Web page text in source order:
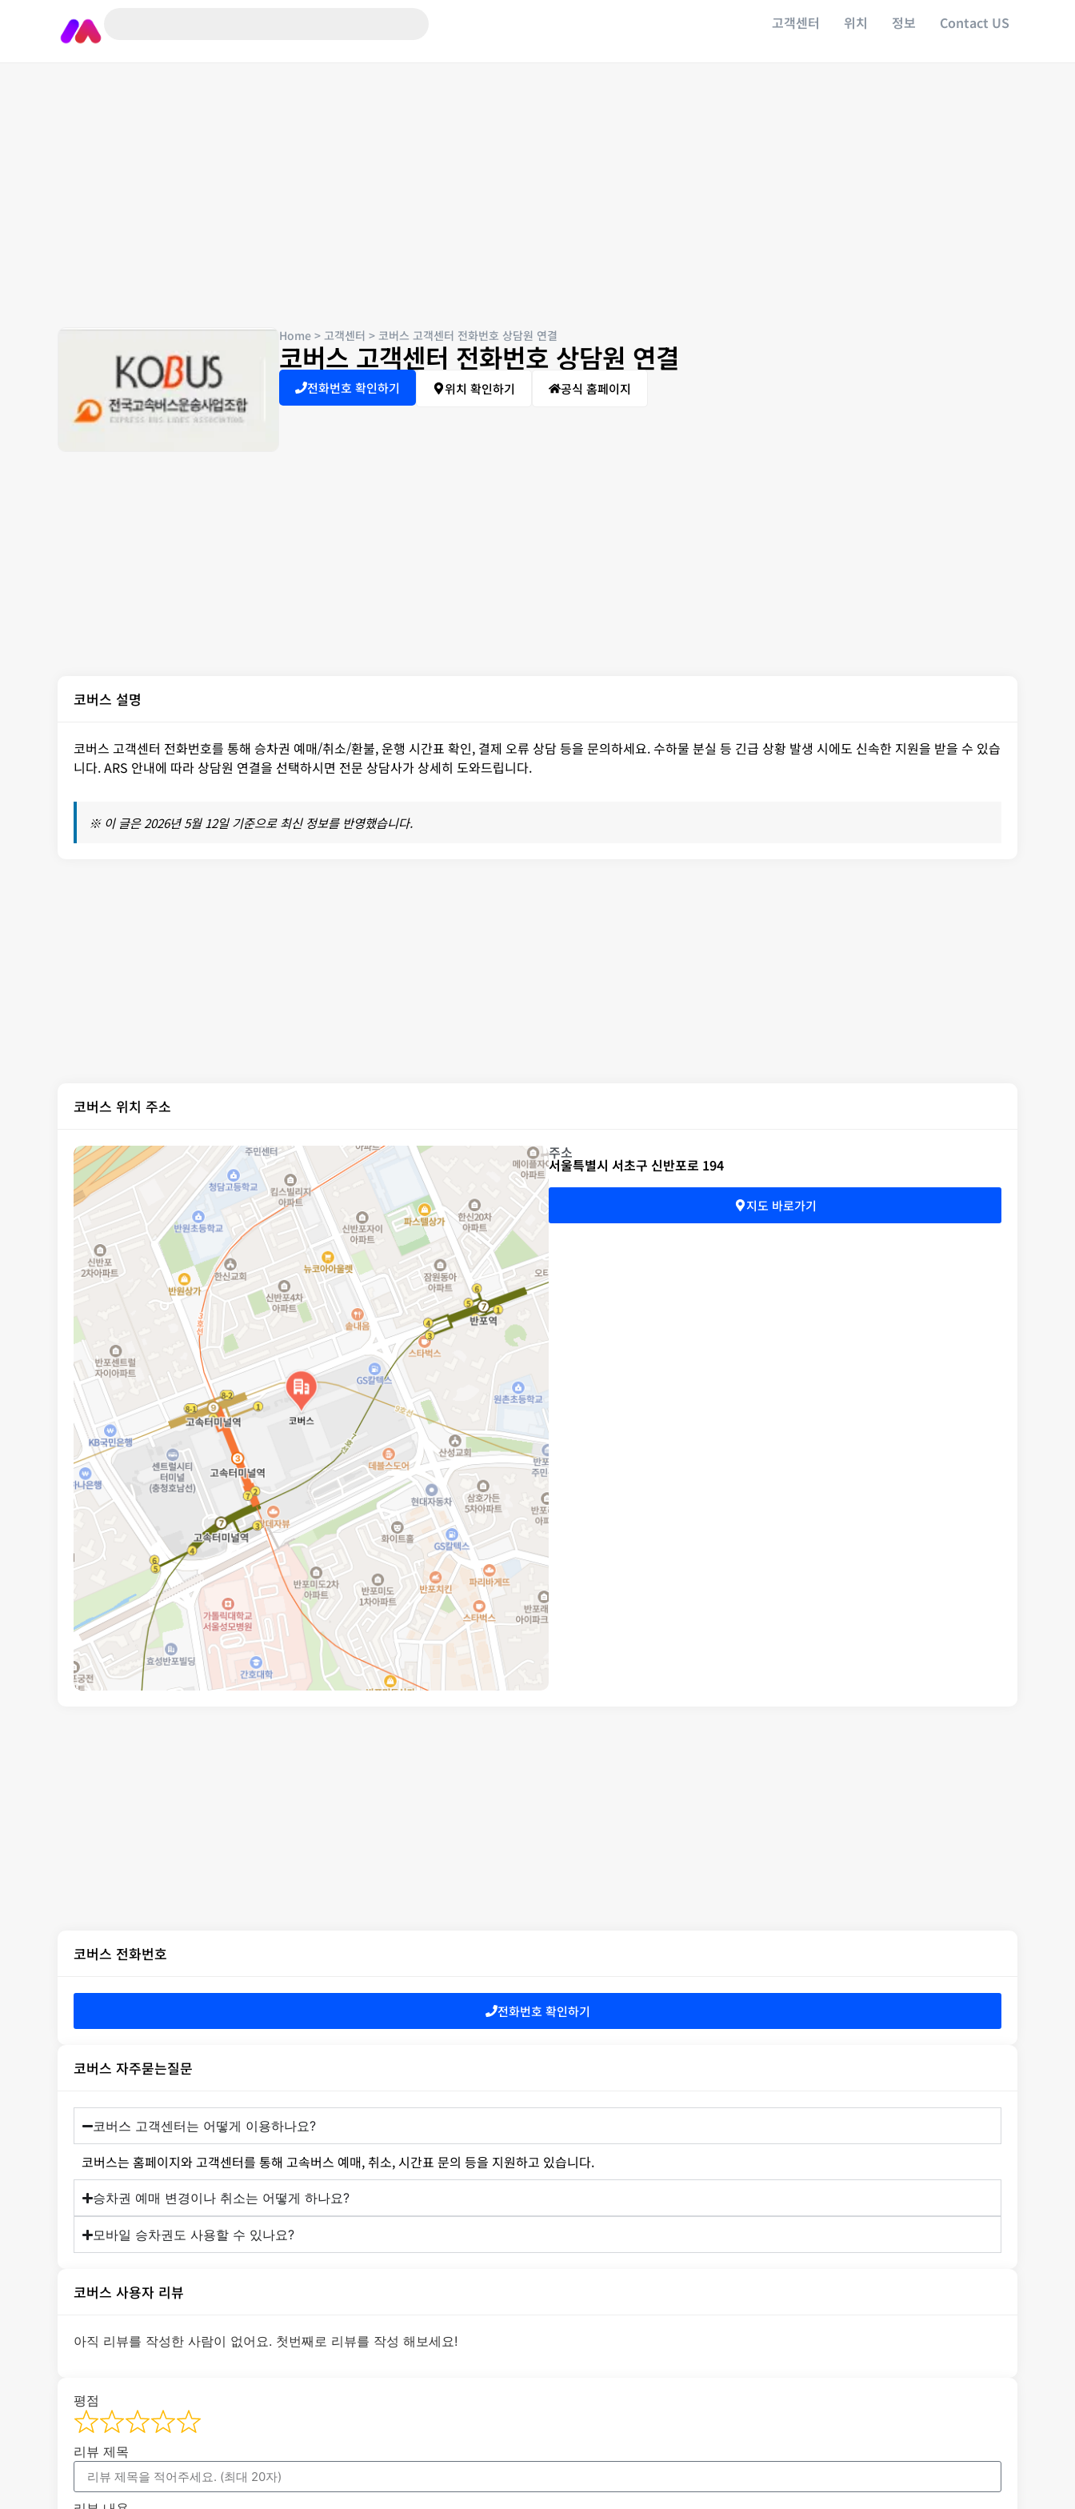
고객센터 위치 정보 Contact US
Home> 고객센터 > 코버스 고객센터 전화번호 상담원 연결
코버스 고객센터 전화번호 상담원 연결
전화번호 확인하기 위치 확인하기 공식 홈페이지
코버스 설명
코버스 고객센터 전화번호를 통해 승차권 예매/취소/환불, 운행 시간표 확인, 결제 오류 상담 등을 문의하세요. 수하물 분실 등 긴급 상황 발생 시에도 신속한 지원을 받을 수 있습
니다. ARS 안내에 따라 상담원 연결을 선택하시면 전문 상담사가 상세히 도와드립니다.
※ 이 글은 2026년 5월 12일 기준으로 최신 정보를 반영했습니다.
코버스 위치 주소
주소
서울특별시 서초구 신반포로 194
지도 바로가기
코버스 전화번호
전화번호 확인하기
코버스 자주묻는질문
코버스 고객센터는 어떻게 이용하나요?
코버스는 홈페이지와 고객센터를 통해 고속버스 예매, 취소, 시간표 문의 등을 지원하고 있습니다.
승차권 예매 변경이나 취소는 어떻게 하나요?
모바일 승차권도 사용할 수 있나요?
코버스 사용자 리뷰
아직 리뷰를 작성한 사람이 없어요. 첫번째로 리뷰를 작성 해보세요!
평점
리뷰 제목